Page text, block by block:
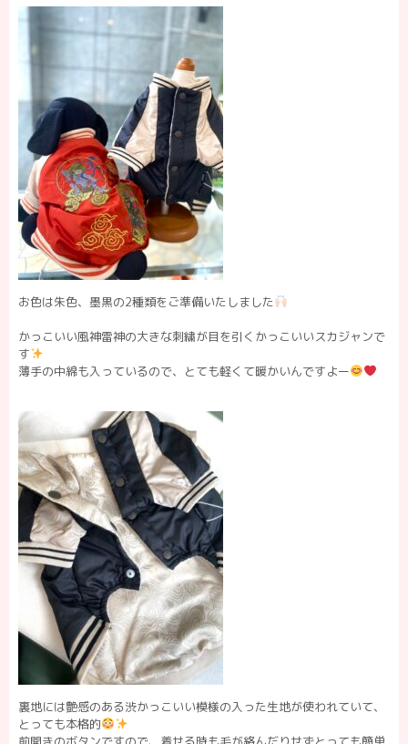
お色は朱色、墨黒の2種類をご準備いたしました
かっこいい風神雷神の大きな刺繍が目を引くかっこいいスカジャンで
す
薄手の中綿も入っているので、とても軽くて暖かいんですよー
裏地には艶感のある渋かっこいい模様の入った生地が使われていて、
とっても本格的